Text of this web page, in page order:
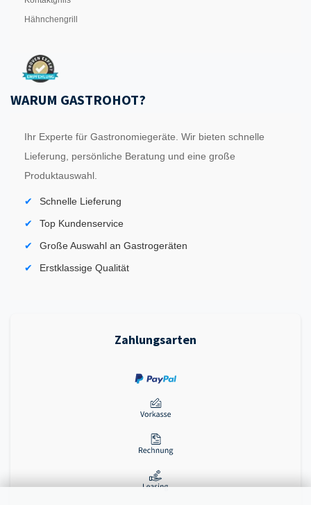
Hähnchengrill
WARUM GASTROHOT?
Ihr Experte für Gastronomiegeräte. Wir bieten schnelle
Lieferung, persönliche Beratung und eine große
Produktauswahl.
Schnelle Lieferung
Top Kundenservice
Große Auswahl an Gastrogeräten
Erstklassige Qualität
Zahlungsarten